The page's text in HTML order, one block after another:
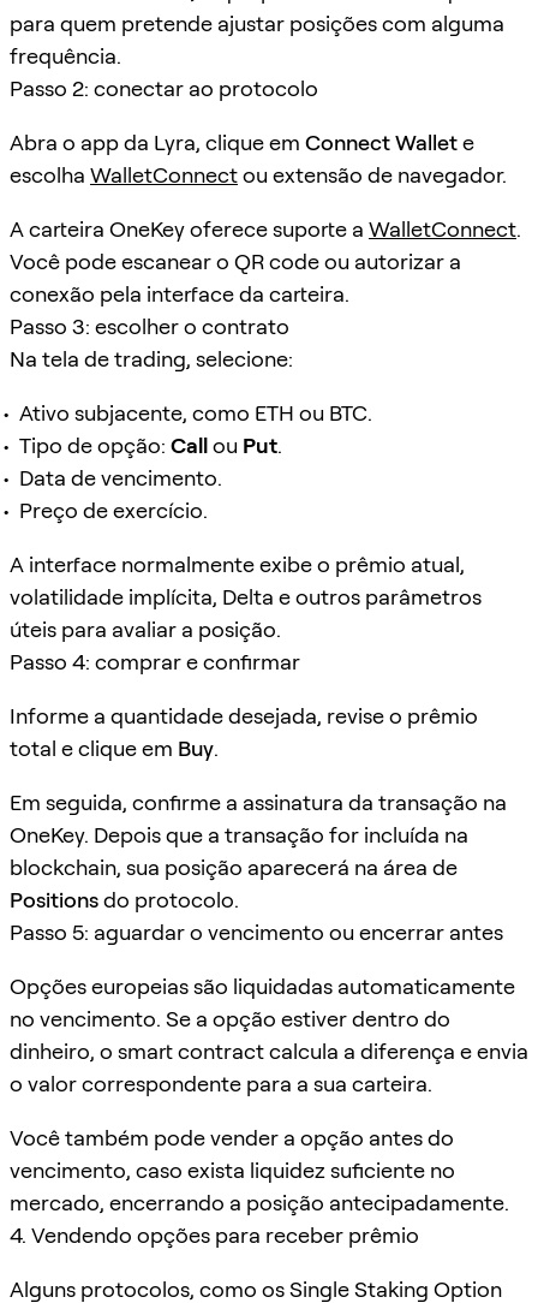
para quem pretende ajustar posições com alguma
frequência.
Passo 2: conectar ao protocolo
Abra o app da Lyra, clique em Connect Wallete
escolha WalletConnectou extensão de navegador.
A carteira OneKey oferece suporte a WalletConnect.
Você pode escanear o QR code ou autorizar a
conexão pela interface da carteira.
Passo 3: escolher o contrato
Na tela de trading, selecione:
Ativo subjacente, como ETH ou BTC.
Tipo de opção: Callou Put.
Data de vencimento.
Preço de exercício.
A interface normalmente exibe o prêmio atual,
volatilidade implícita, Delta e outros parâmetros
úteis para avaliar a posição.
Passo 4: comprar e confirmar
Informe a quantidade desejada, revise o prêmio
total e clique em Buy.
Em seguida, confirme a assinatura da transação na
OneKey. Depois que a transação for incluída na
blockchain, sua posição aparecerá na área de
Positionsdo protocolo.
Passo 5: aguardar o vencimento ou encerrar antes
Opções europeias são liquidadas automaticamente
no vencimento. Se a opção estiver dentro do
dinheiro, o smart contract calcula a diferença e envia
o valor correspondente para a sua carteira.
Você também pode vender a opção antes do
vencimento, caso exista liquidez suficiente no
mercado, encerrando a posição antecipadamente.
4. Vendendo opções para receber prêmio
Alguns protocolos, como os Single Staking Option